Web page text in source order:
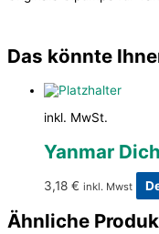
Das könnte
inkl. MwSt.
Yanmar
3,18 € inkl. Mwst
Ähnliche